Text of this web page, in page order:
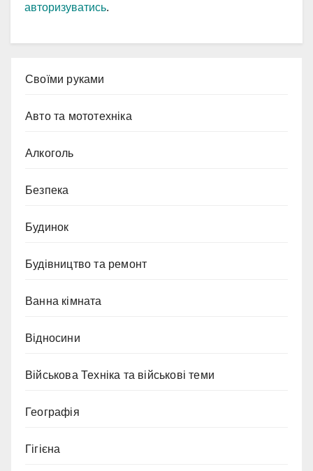
авторизуватись.
Cвоїми руками
Авто та мототехніка
Алкоголь
Безпека
Будинок
Будівництво та ремонт
Ванна кімната
Відносини
Військова Техніка та військові теми
Географія
Гігієна